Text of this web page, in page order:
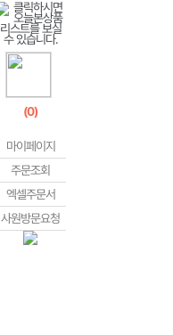
(0)
마이페이지
주문조회
엑셀주문서
사원방문요청